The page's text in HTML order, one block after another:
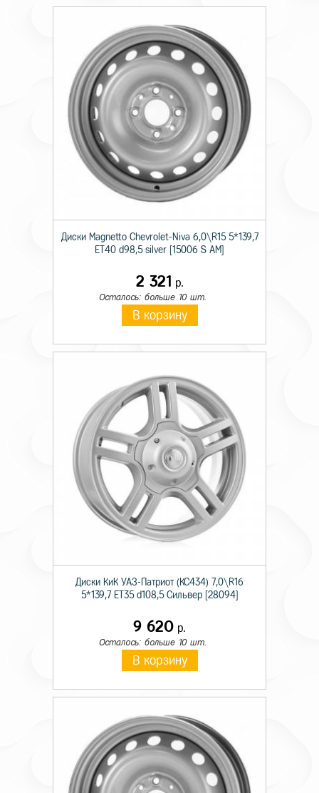
Диски Magnetto Chevrolet-Niva 6,0\R15 5*139,7
ET40 d98,5 silver [15006 S AM]
2 321 р.
Осталось: больше 10 шт.
В корзину
Диски КиК УАЗ-Патриот (КС434) 7,0\R16
5*139,7 ET35 d108,5 Сильвер [28094]
9 620 р.
Осталось: больше 10 шт.
В корзину